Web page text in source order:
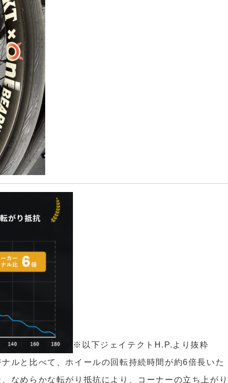
※以下ジェイテクトH.P.より抜粋
ルと比べて、ホイールの回転持続時間が約6倍長いた
なめらかな転がり抵抗により、コーナーの立ち上がり